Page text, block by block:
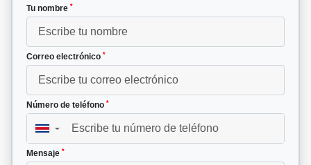
Tu nombre *
Correo electrónico *
Número de teléfono *
▼
Mensaje *